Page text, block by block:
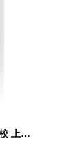
シューズバッグ キッズ 巾着 子供 シューズケース 小学校 上履き入れ女の子 撥水 保育園 入学準備 入園準備 巾着袋 プチアンジェリーナ tcpt